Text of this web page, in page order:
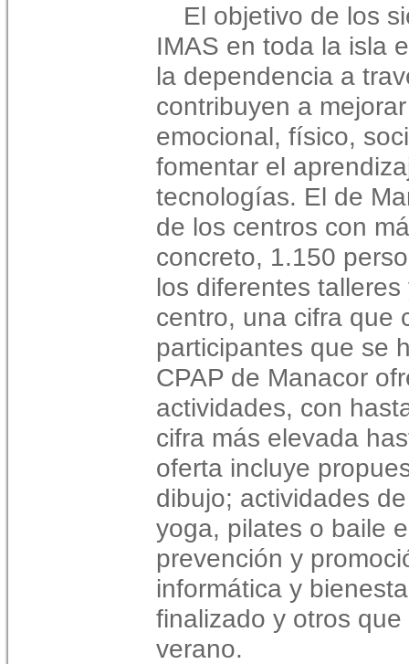
El objetivo de los
IMAS en toda la isla
la dependencia a
contribuyen a
emocional, físico,
fomentar el
tecnologías. El de
de los centros con
concreto, 1.150
los diferentes
centro, una cifra que
participantes que se
CPAP de Manacor
actividades, con
cifra más elevada
oferta incluye
dibujo; actividades
yoga, pilates o baile
prevención y
informática y
finalizado y otros
verano.